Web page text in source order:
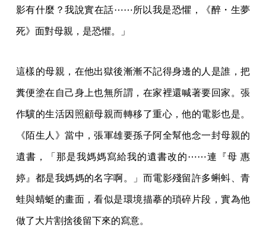
影有什麼？我說實在話⋯⋯所以我是恐懼，《醉・生夢
死》面對母親，是恐懼。」
這樣的母親，在他出獄後漸漸不記得身邊的人是誰，把
糞便塗在自己身上也無所謂，在家裡還喊著要回家。張
作驥的生活因照顧母親而轉移了重心，他的電影也是。
《陌生人》當中，張軍雄要孫子阿全幫他念一封母親的
遺書，「那是我媽媽寫給我的遺書改的⋯⋯連『母 惠
婷』都是我媽媽的名字啊。」而電影殘留許多蝌蚪、青
蛙與蜻蜓的畫面，看似是環境描摹的瑣碎片段，實為他
做了大片割捨後留下來的寫意。